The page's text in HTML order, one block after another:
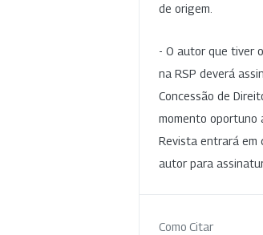
de origem.
- O autor que tiver
na RSP deverá
Concessão de
momento oportuno
Revista entrará em
autor para
Como Citar